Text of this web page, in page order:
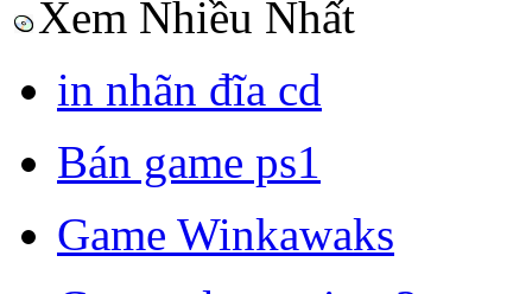
Xem Nhiều Nhất
in nhãn đĩa cd
Bán game ps1
Game Winkawaks